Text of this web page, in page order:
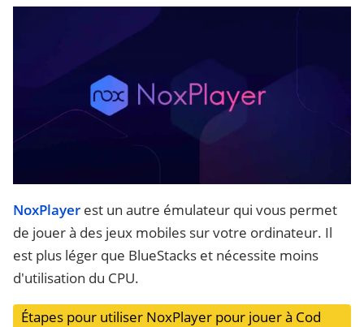
NoxPlayer est un autre émulateur qui vous permet
de jouer à des jeux mobiles sur votre ordinateur. Il
est plus léger que BlueStacks et nécessite moins
d'utilisation du CPU.
Étapes pour utiliser NoxPlayer pour jouer à Cod